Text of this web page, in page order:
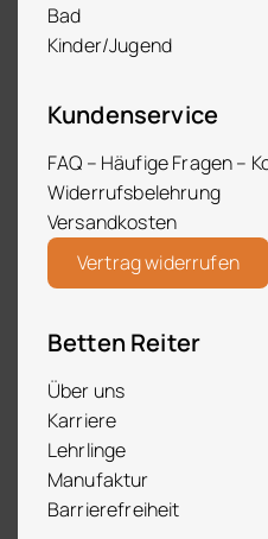
Bad
Kinder/Jugend
Kundenservice
FAQ – Häufige Fragen –
Widerrufsbelehrung
Versandkosten
Vertrag widerrufen
Betten Reiter
Über uns
Karriere
Lehrlinge
Manufaktur
Barrierefreiheit